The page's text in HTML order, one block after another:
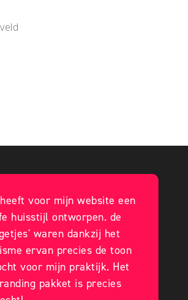
voor mijn website een
huisstijl ontworpen. de
waren dankzij het
ervan precies de toon
voor mijn praktijk. Het
pakket is precies